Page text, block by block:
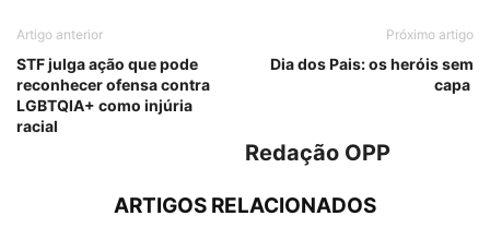
Artigo anterior
STF julga ação que pode
reconhecer ofensa contra
LGBTQIA+ como injúria
racial
Próximo artigo
Dia dos Pais: os heróis sem
capa
Redação OPP
ARTIGOS RELACIONADOS